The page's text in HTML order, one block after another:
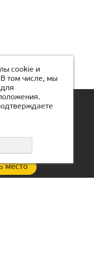
предложения,
31-01
место
cookie и
том числе, мы